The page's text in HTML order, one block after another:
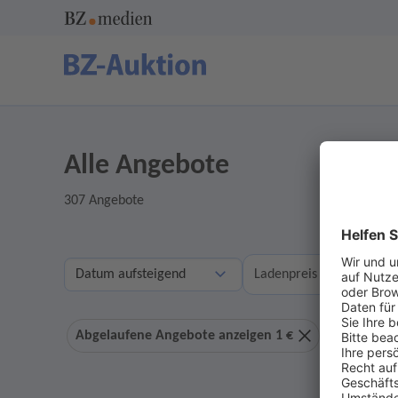
Alle Angebote
307 Angebote
Ladenpreis
Abgelaufene Angebote anzeigen 1 € Ohne